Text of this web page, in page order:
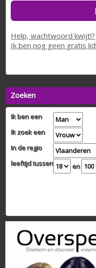
Help, wachtwoord kwijt!?
Ik ben nog geen gratis
Zoeken
Ik ben een
Ik zoek een
In de regio
leeftijd tussen
en